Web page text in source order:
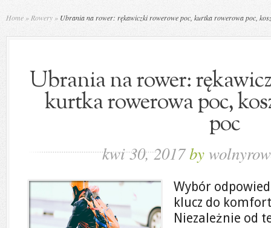
Home » Rowery » Ubrania na rower: rękawiczki rowerowe poc, kurtka rowerowa poc,
Ubrania na rower:
kurtka rowerowa poc,
poc
kwi 30, 2017by
Wybór
klucz do
Niezależnie od